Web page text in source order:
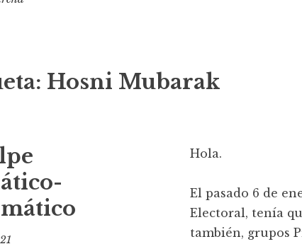
Hosni Mubarak
Hola.
El pasado 6 de
Electoral, tenía
también, grupos